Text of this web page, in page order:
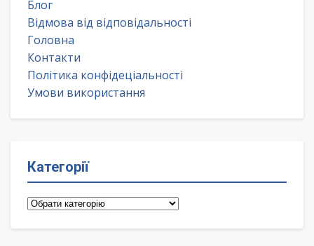
Блог
Відмова від відповідальності
Головна
Контакти
Політика конфідеціальності
Умови використання
Категорії
Категорії